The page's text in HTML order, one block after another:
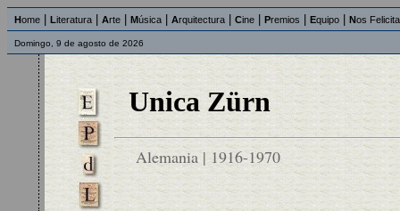
Home Literatura Arte Música Arquitectura Cine Premios Equipo Nos
Domingo, 9 de agosto de 2026
Unica Zürn
Alemania | 1916-1970